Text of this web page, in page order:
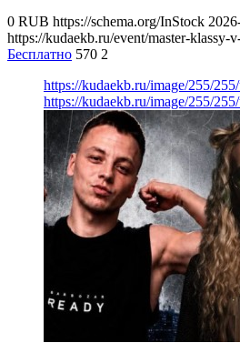
0 RUB https://schema.org/InStock
https://kudaekb.ru/event/master-
Бесплатно 570 2
https://kudaekb.ru/image/255/
https://kudaekb.ru/image/255/